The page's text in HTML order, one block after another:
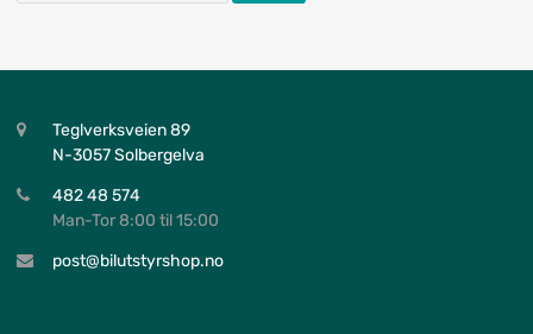
Teglverksveien 89
N-3057 Solbergelva
482 48 574
Man-Tor 8:00 til 15:00
post@bilutstyrshop.no